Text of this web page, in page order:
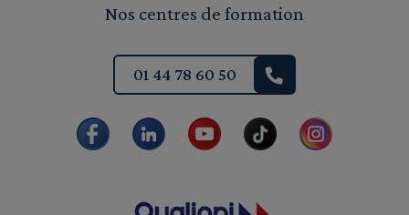
Nos centres de formation
01 44 78 60 50